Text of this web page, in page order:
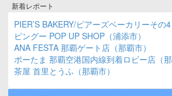
新着レポート
PIER’S BAKERY/ピアーズベーカリーその4
ピングー POP UP SHOP（浦添市）
ANA FESTA 那覇ゲート店（那覇市）
ポーたま 那覇空港国内線到着ロビー店（那
茶屋 首里とうふ（那覇市）